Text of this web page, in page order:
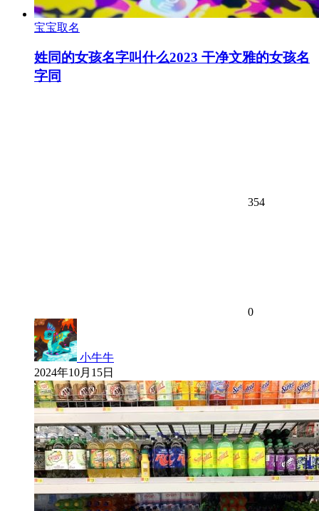
宝宝取名
姓同的女孩名字叫什么2023 干净文雅的女孩名
字同
354
0
小牛牛
2024年10月15日